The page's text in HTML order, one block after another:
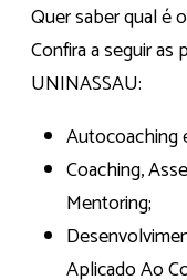
Quer saber qual é
Confira a seguir as
UNINASSAU:
Autocoaching
Coaching,
Mentoring;
Aplicado Ao